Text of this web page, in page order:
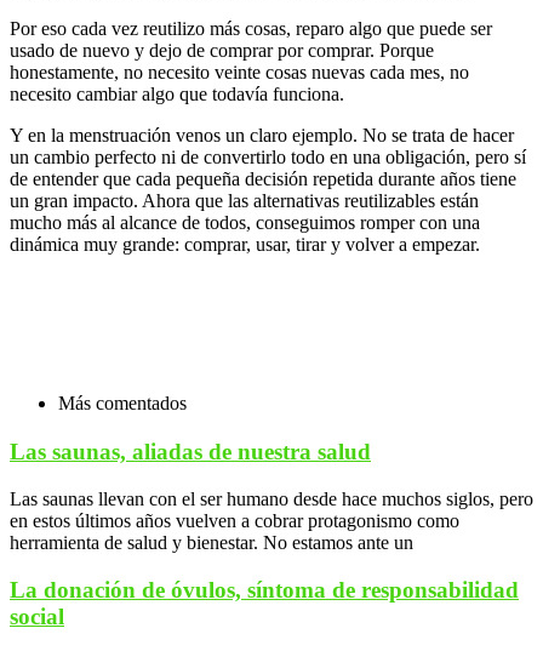
Por eso cada vez reutilizo más cosas, reparo algo que puede ser
usado de nuevo y dejo de comprar por comprar. Porque
honestamente, no necesito veinte cosas nuevas cada mes, no
necesito cambiar algo que todavía funciona.
Y en la menstruación venos un claro ejemplo. No se trata de hacer
un cambio perfecto ni de convertirlo todo en una obligación, pero sí
de entender que cada pequeña decisión repetida durante años tiene
un gran impacto. Ahora que las alternativas reutilizables están
mucho más al alcance de todos, conseguimos romper con una
dinámica muy grande: comprar, usar, tirar y volver a empezar.
Más comentados
Las saunas, aliadas de nuestra salud
Las saunas llevan con el ser humano desde hace muchos siglos, pero
en estos últimos años vuelven a cobrar protagonismo como
herramienta de salud y bienestar. No estamos ante un
La donación de óvulos, síntoma de responsabilidad
social